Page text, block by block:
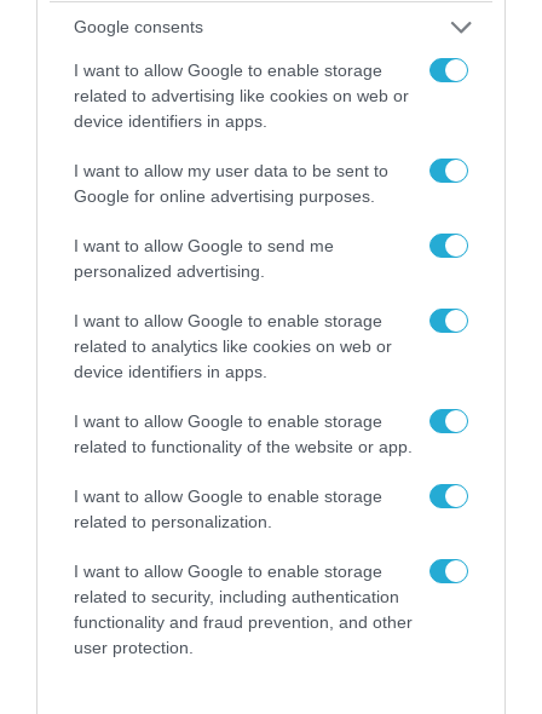
Google consents
I want to allow Google to enable storage
related to advertising like cookies on web or
device identifiers in apps.
I want to allow my user data to be sent to
Google for online advertising purposes.
I want to allow Google to send me
personalized advertising.
I want to allow Google to enable storage
related to analytics like cookies on web or
device identifiers in apps.
I want to allow Google to enable storage
related to functionality of the website or app.
I want to allow Google to enable storage
related to personalization.
I want to allow Google to enable storage
related to security, including authentication
functionality and fraud prevention, and other
user protection.
Κλειστή μέχρι νεωτέρας η παραλία
Λυκοδήμου στα Κύθηρα για λόγους ασφαλείας
«Η απόλυτη τραγωδία»: Η «αιχμηρή» ανάρτηση
του Αρκά για τα τατουάζ (φωτο)